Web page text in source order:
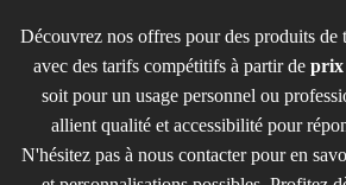
Découvrez nos offres pour des produits de
avec des tarifs compétitifs à partir de prix
soit pour un usage personnel ou
allient qualité et accessibilité pour
N'hésitez pas à nous contacter pour en